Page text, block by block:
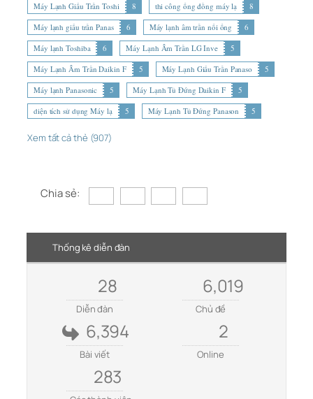
Máy Lạnh Giấu Trần Toshi
8 thi công ống đồng máy lạ
8
Máy lạnh giấu trần Panas
6 Máy lạnh âm trần nối ống
6
Máy lạnh Toshiba
6 Máy Lạnh Âm Trần LG Inve
5
Máy Lạnh Âm Trần Daikin F
5 Máy Lạnh Giấu Trần Panaso
5
Máy lạnh Panasonic
5 Máy Lạnh Tủ Đứng Daikin F
5
diện tích sử dụng Máy lạ
5 Máy Lạnh Tủ Đứng Panason 5
Xem tất cả thẻ (907)
Chia sẻ:
Thống kê diễn đàn
28
Diễn đàn
6,019
Chủ đề
6,394
Bài viết
2
Online
283